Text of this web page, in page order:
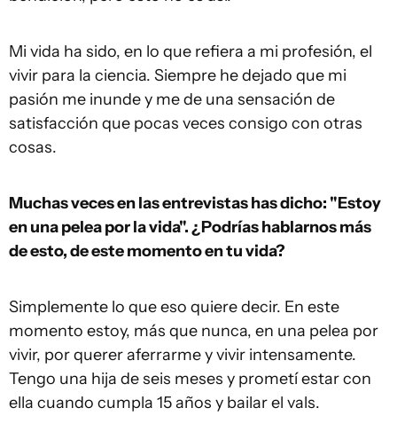
Mi vida ha sido, en lo que refiera a mi profesión, el
vivir para la ciencia. Siempre he dejado que mi
pasión me inunde y me de una sensación de
satisfacción que pocas veces consigo con otras
cosas.
Muchas veces en las entrevistas has dicho: "Estoy
en una pelea por la vida". ¿Podrías hablarnos más
de esto, de este momento en tu vida?
Simplemente lo que eso quiere decir. En este
momento estoy, más que nunca, en una pelea por
vivir, por querer aferrarme y vivir intensamente.
Tengo una hija de seis meses y prometí estar con
ella cuando cumpla 15 años y bailar el vals.